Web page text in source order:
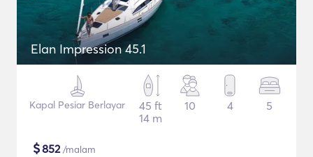
Elan Impression 45.1
Kapal Pesiar Berlayar
45 ft
14 m
10 4 5
$852/malam